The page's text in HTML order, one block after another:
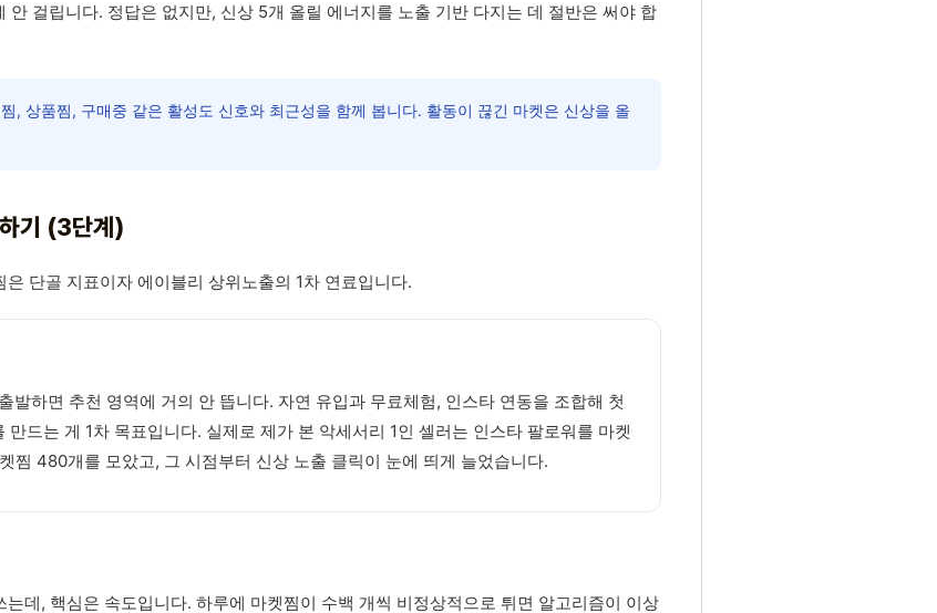
안 걸립니다. 정답은 없지만, 신상 5개 올릴 에너지를 노출 기반 다지는 데 절반은 써야 합
, 상품찜, 구매중 같은 활성도 신호와 최근성을 함께 봅니다. 활동이 끊긴 마켓은 신상을 올
기 (3단계)
단골 지표이자 에이블리 상위노출의 1차 연료입니다.
발하면 추천 영역에 거의 안 뜹니다. 자연 유입과 무료체험, 인스타 연동을 조합해 첫
드는 게 1차 목표입니다. 실제로 제가 본 악세서리 1인 셀러는 인스타 팔로워를 마켓
찜 480개를 모았고, 그 시점부터 신상 노출 클릭이 눈에 띄게 늘었습니다.
데, 핵심은 속도입니다. 하루에 마켓찜이 수백 개씩 비정상적으로 튀면 알고리즘이 이상